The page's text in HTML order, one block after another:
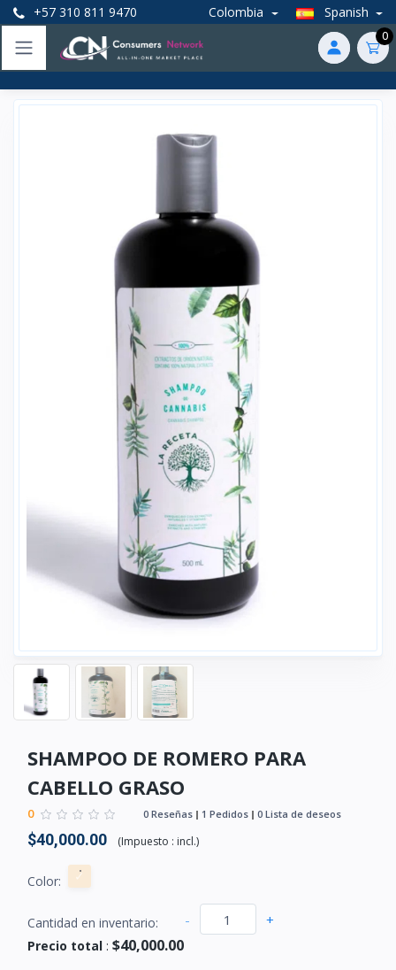
+57 310 811 9470 Colombia Spanish
0
SHAMPOO DE ROMERO PARA
CABELLO GRASO
0 0 Reseñas 1 Pedidos 0 Lista de deseos
$40,000.00 (Impuesto : incl.)
Color:
Cantidad en inventario: - +
Precio total : $40,000.00